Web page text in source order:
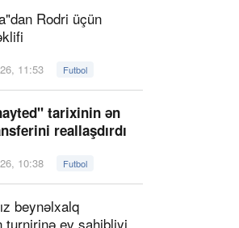
Rodri üçün
11:53 Futbol
tarixinin ən
reallaşdırdı
10:38 Futbol
beynəlxalq
turnirinə ev sahibliyi